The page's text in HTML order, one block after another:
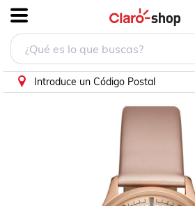
Introduce un Código Postal
Reloj Armani Exchange AX5272